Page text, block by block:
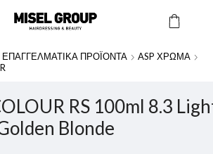
ΕΠΑΓΓΕΛΜΑΤΙΚΑ ΠΡΟΪΟΝΤΑ
ASP ΧΡΩΜΑ
RS 100ml 8.3
Blonde